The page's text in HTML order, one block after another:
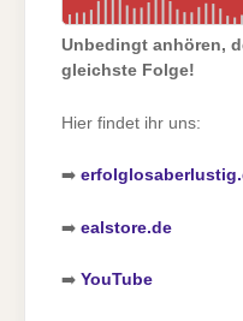
Unbedingt anhören,
gleichste Folge!
Hier findet ihr uns:
➡️
➡️ ealstore.de
➡️ YouTube